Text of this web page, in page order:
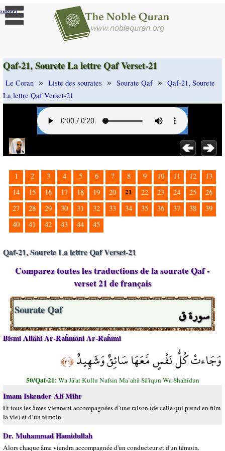
]
Qaf-21, Sourete La lettre Qaf Verset-21
Le Coran » Liste des sourates » Sourate Qaf » Qaf-21, Sourete
La lettre Qaf Verset-21
1 2 3 4 5 6 7 8 9 10 11 12
13
14
15 16 17 18 19 20 21 22 23 24 25
26
27
28 29 30 31 32 33 34 35 36 37 38
39
40
41 42 43 44 45
Qaf-21, Sourete La lettre Qaf Verset-21
Comparez toutes les traductions de la sourate Qaf -
verset 21 de français
سورة ق Sourate Qaf
Bismi Allāhi Ar-Raĥmāni Ar-Raĥīmi
وَجَاءتْ كُلُّ نَفْسٍ مَّعَهَا سَائِقٌ وَشَهِيدٌ﴿٢١﴾
50/Qaf-21:Wa Jā'at Kullu Nafsin Ma`ahā Sā'iqun Wa Shahīdun
Imam Iskender Ali Mihr
Et tous les âmes viennent accompagnées d’une raison (de celle qui prend en film
la vie) et d’un témoin.
Dr. Muhammad Hamidullah
Alors chaque âme viendra accompagnée d'un conducteur et d'un témoin.